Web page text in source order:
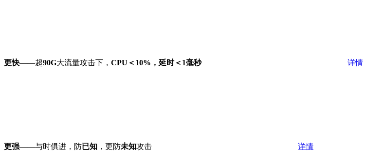
更快——超90G大流量攻击下， CPU＜10%，延时＜1毫秒 详情
更强——与时俱进，防已知 ，更防未知攻击 详情